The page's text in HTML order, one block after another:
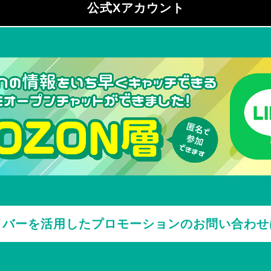
公式Xアカウント
ーを活用したプロモーションのお問い合わ